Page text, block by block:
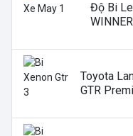
Độ Bi
WINNER
Toyota
GTR